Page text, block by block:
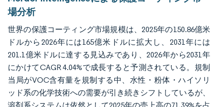
場分析
世界の保護コーティング市場規模は、2025年の150.86億米
ドルから2026年には165億米ドルに拡大し、2031年には
201.1億米ドルに達する見込みであり、2026年から2031年
にかけてCAGR 4.04%で成長すると予測されている。規制
当局がVOC含有量を規制する中、水性・粉体・ハイソリ
ッド系の化学技術への需要が引き続きシフトしているが、